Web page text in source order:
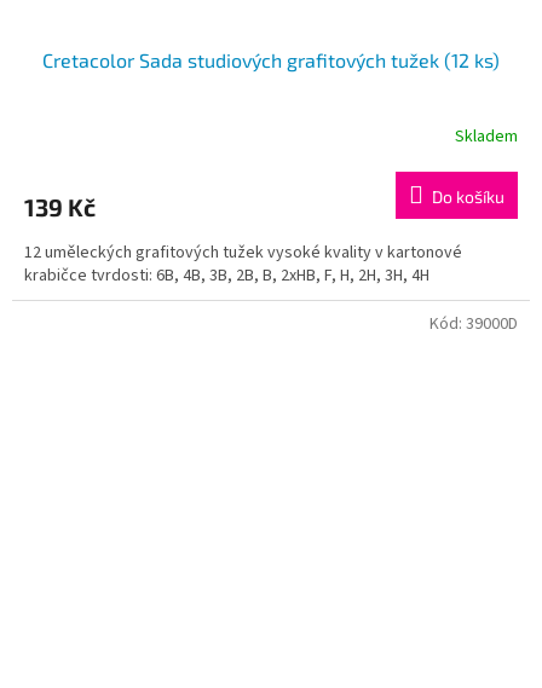
Cretacolor Sada studiových grafitových tužek (12 ks)
Skladem
139 Kč Do košíku
12 uměleckých grafitových tužek vysoké kvality v kartonové
krabičce tvrdosti: 6B, 4B, 3B, 2B, B, 2xHB, F, H, 2H, 3H, 4H
Kód: 39000D